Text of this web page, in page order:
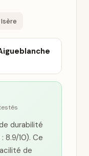
durabilité
8.9/10). Ce
de